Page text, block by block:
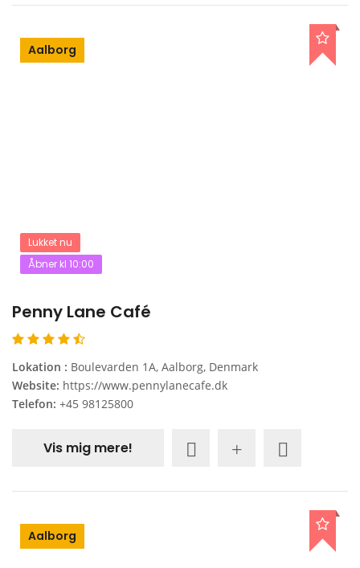
Aalborg
Lukket nu
Åbner kl 10:00
Penny Lane Café
Lokation : Boulevarden 1A, Aalborg, Denmark
Website: https://www.pennylanecafe.dk
Telefon: +45 98125800
Vis mig mere!
Aalborg